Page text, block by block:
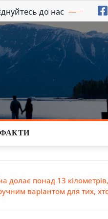
до нас
ФАКТИ
долає понад 13
варіантом для тих,